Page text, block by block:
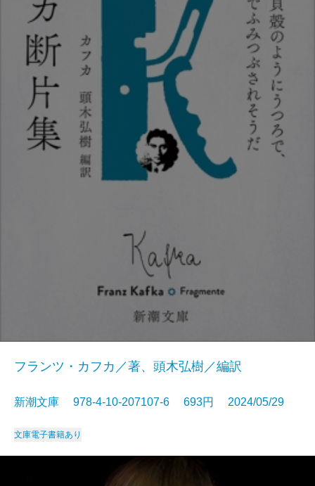
フランツ・カフカ／著、頭木弘樹／編訳
新潮文庫 978-4-10-207107-6 693円 2024/05/29
文庫電子書籍あり